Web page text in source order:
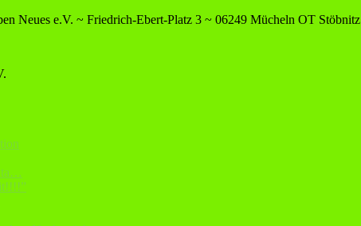
Neues e.V. ~ Friedrich-Ebert-Platz 3 ~ 06249 Mücheln OT Stöbnitz